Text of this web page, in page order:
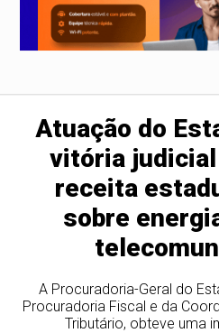
Atuação do
vitória
receita
sobre
A Procuradoria-Geral do
Procuradoria Fiscal e da
Tributário, obteve uma